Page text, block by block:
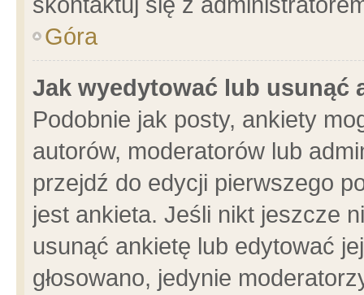
Góra
Jak wyedytować lub usunąć
Podobnie jak posty, ankiety
autorów, moderatorów lub
przejdź do edycji pierwszego
jest ankieta. Jeśli nikt jeszcze
usunąć ankietę lub edytować
głosowano, jedynie